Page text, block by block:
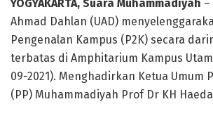
YOGYAKARTA, Suara Muhammadiyah
Ahmad Dahlan (UAD)
Pengenalan Kampus (P2K) secara
terbatas di Amphitarium Kampus
09-2021). Menghadirkan Ketua Umum
(PP) Muhammadiyah Prof Dr KH